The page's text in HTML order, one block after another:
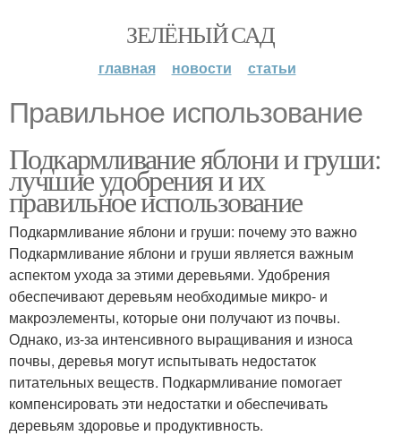
ЗЕЛЁНЫЙ САД
главная новости статьи
Правильное использование
Подкармливание яблони и груши:
лучшие удобрения и их
правильное использование
Подкармливание яблони и груши: почему это важно
Подкармливание яблони и груши является важным
аспектом ухода за этими деревьями. Удобрения
обеспечивают деревьям необходимые микро- и
макроэлементы, которые они получают из почвы.
Однако, из-за интенсивного выращивания и износа
почвы, деревья могут испытывать недостаток
питательных веществ. Подкармливание помогает
компенсировать эти недостатки и обеспечивать
деревьям здоровье и продуктивность.